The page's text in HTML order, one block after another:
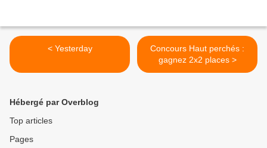
< Yesterday
Concours Haut perchés :
gagnez 2x2 places >
Hébergé par Overblog
Top articles
Pages